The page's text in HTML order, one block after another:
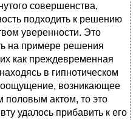
совершенства,
подходить к решению
уверенности. Это
на примере решения
как преждевременная
в гипнотическом
возникающее
половым актом, то это
удалось прибавить к его